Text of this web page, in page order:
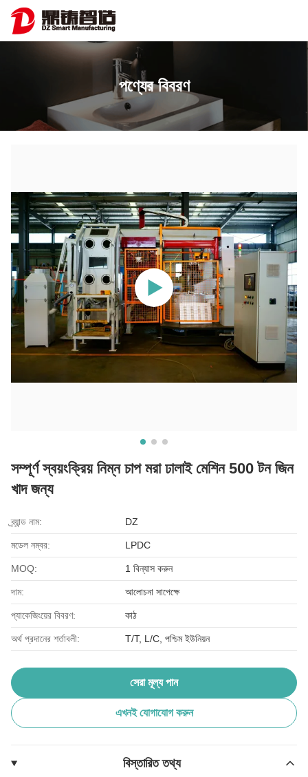
পণ্যের বিবরণ
সম্পূর্ণ স্বয়ংক্রিয় নিম্ন চাপ মরা ঢালাই মেশিন 500 টন জিন
খাদ জন্য
ব্র্যান্ড নাম: DZ
মডেল নম্বর: LPDC
MOQ: 1 বিন্যাস করুন
দাম: আলোচনা সাপেক্ষে
প্যাকেজিংয়ের বিবরণ: কাঠ
অর্থ প্রদানের শর্তাবলী: T/T, L/C, পশ্চিম ইউনিয়ন
সেরা মূল্য পান
এখনই যোগাযোগ করুন
বিস্তারিত তথ্য